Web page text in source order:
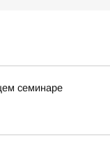
семинаре